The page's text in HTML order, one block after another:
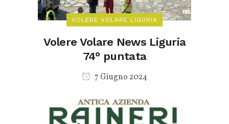
VOLERE VOLARE LIGURIA
Volere Volare News Liguria
74° puntata
7 Giugno 2024